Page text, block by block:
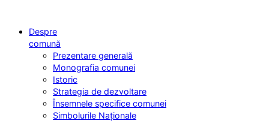
Despre
comună
Prezentare generală
Monografia comunei
Istoric
Strategia de dezvoltare
Însemnele specifice comunei
Simbolurile Naționale